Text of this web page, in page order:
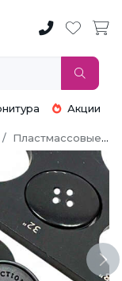
Акции
Пластмассовые пуговицы